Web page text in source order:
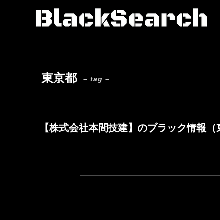
東京都 – tag –
【株式会社本間技建】のブラック情報（